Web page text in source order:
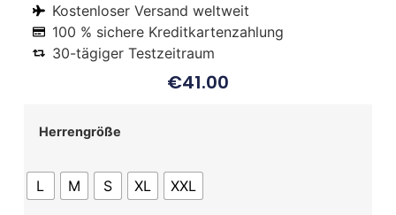
Kostenloser Versand weltweit
100 % sichere Kreditkartenzahlung
30-tägiger Testzeitraum
€41.00
Herrengröße
L M S XL XXL